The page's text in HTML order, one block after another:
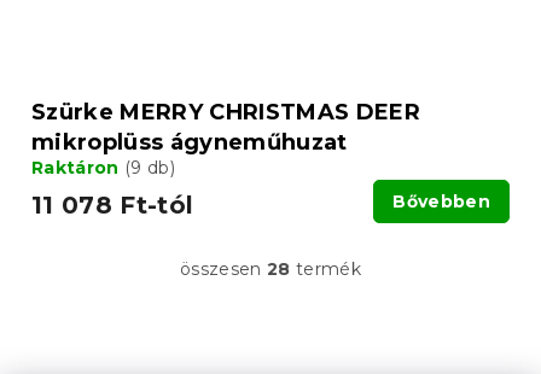
Szürke MERRY CHRISTMAS DEER
mikroplüss ágyneműhuzat
Raktáron (9 db)
11 078 Ft-tól Bővebben
L
összesen 28 termék